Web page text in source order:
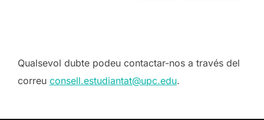
Qualsevol dubte podeu contactar-nos a través del
correu consell.estudiantat@upc.edu.